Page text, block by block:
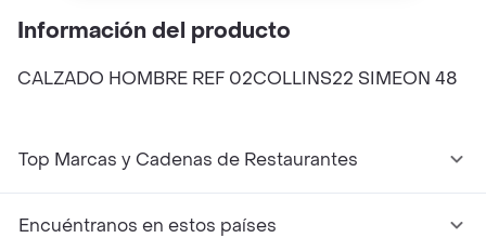
Información del producto
CALZADO HOMBRE REF 02COLLINS22 SIMEON 48
Top Marcas y Cadenas de Restaurantes
Encuéntranos en estos países